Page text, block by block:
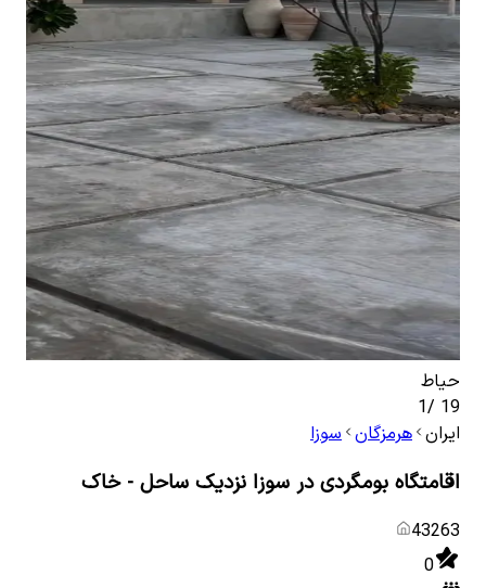
حیاط
19
/
1
ایران هرمزگان سوزا
اقامتگاه بومگردی در سوزا نزدیک ساحل - خاک
43263
0